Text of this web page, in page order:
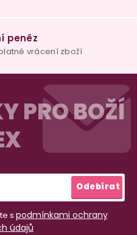
peněz
vrácení zboží
PRO BOŽÍ
s podmínkami ochrany
údajů
Odebírat